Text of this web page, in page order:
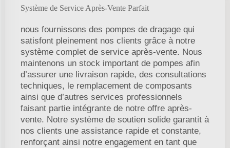
Système de Service Après-Vente Parfait
nous fournissons des pompes de dragage qui
satisfont pleinement nos clients grâce à notre
système complet de service après-vente. Nous
maintenons un stock important de pompes afin
d’assurer une livraison rapide, des consultations
techniques, le remplacement de composants
ainsi que d’autres services professionnels
faisant partie intégrante de notre offre après-
vente. Notre système de soutien solide garantit à
nos clients une assistance rapide et constante,
renforçant ainsi notre engagement en tant que